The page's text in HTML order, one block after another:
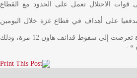
قوات الاحتلال تعمل على الحدود مع القطاع
على أهداف في قطاع غزة خلال اليومين
ويقول جيش الاحتلال أن قواته العاملة على الحدود مع غزة تعرضت إلى سقوط قذائف هاون 12 مرة، وذلك
» .